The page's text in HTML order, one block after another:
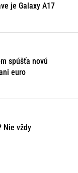
je Galaxy A17
spúšťa novú
euro
Nie vždy